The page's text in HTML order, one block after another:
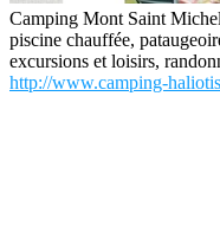
Camping Mont Saint
piscine chauffée,
excursions et loisirs,
http://www.camping-